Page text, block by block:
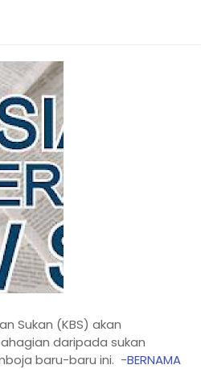
Sukan (KBS) akan
daripada sukan
baru-baru ini. -BERNAMA